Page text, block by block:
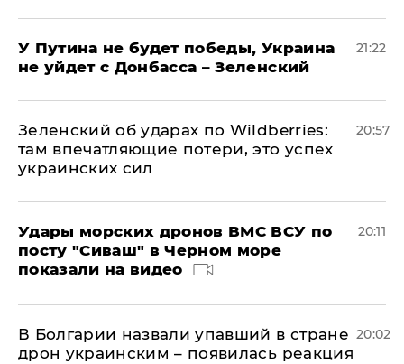
У Путина не будет победы, Украина
не уйдет с Донбасса – Зеленский
21:22
Зеленский об ударах по Wildberries:
там впечатляющие потери, это успех
украинских сил
20:57
Удары морских дронов ВМС ВСУ по
посту "Сиваш" в Черном море
показали на видео
20:11
В Болгарии назвали упавший в стране
дрон украинским – появилась реакция
20:02